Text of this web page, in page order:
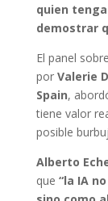
quien
demostrar
El panel
por Valerie
Spain,
tiene valor
posible
Alberto
que “la IA